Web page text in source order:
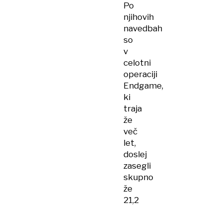
Po
njihovih
navedbah
so
v
celotni
operaciji
Endgame,
ki
traja
že
več
let,
doslej
zasegli
skupno
že
21,2